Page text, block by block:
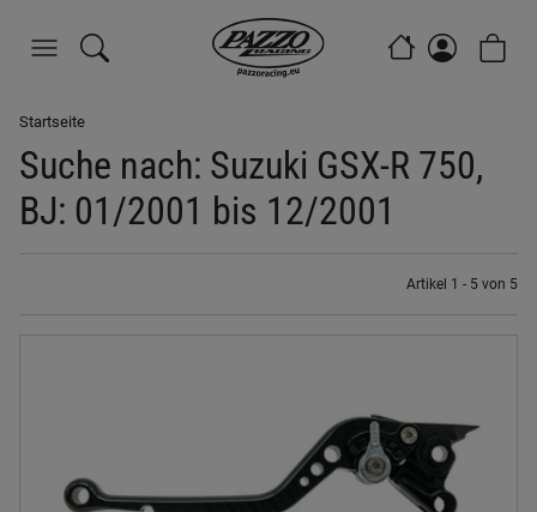
Startseite
Suche nach: Suzuki GSX-R 750,
BJ: 01/2001 bis 12/2001
Artikel 1 - 5 von 5